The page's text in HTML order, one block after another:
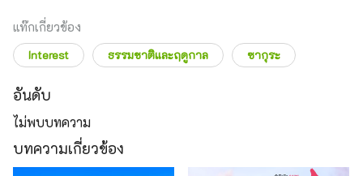
แท๊กเกี่ยวข้อง
Interest ธรรมชาติและฤดูกาล ซากุระ
อันดับ
ไม่พบบทความ
บทความเกี่ยวข้อง